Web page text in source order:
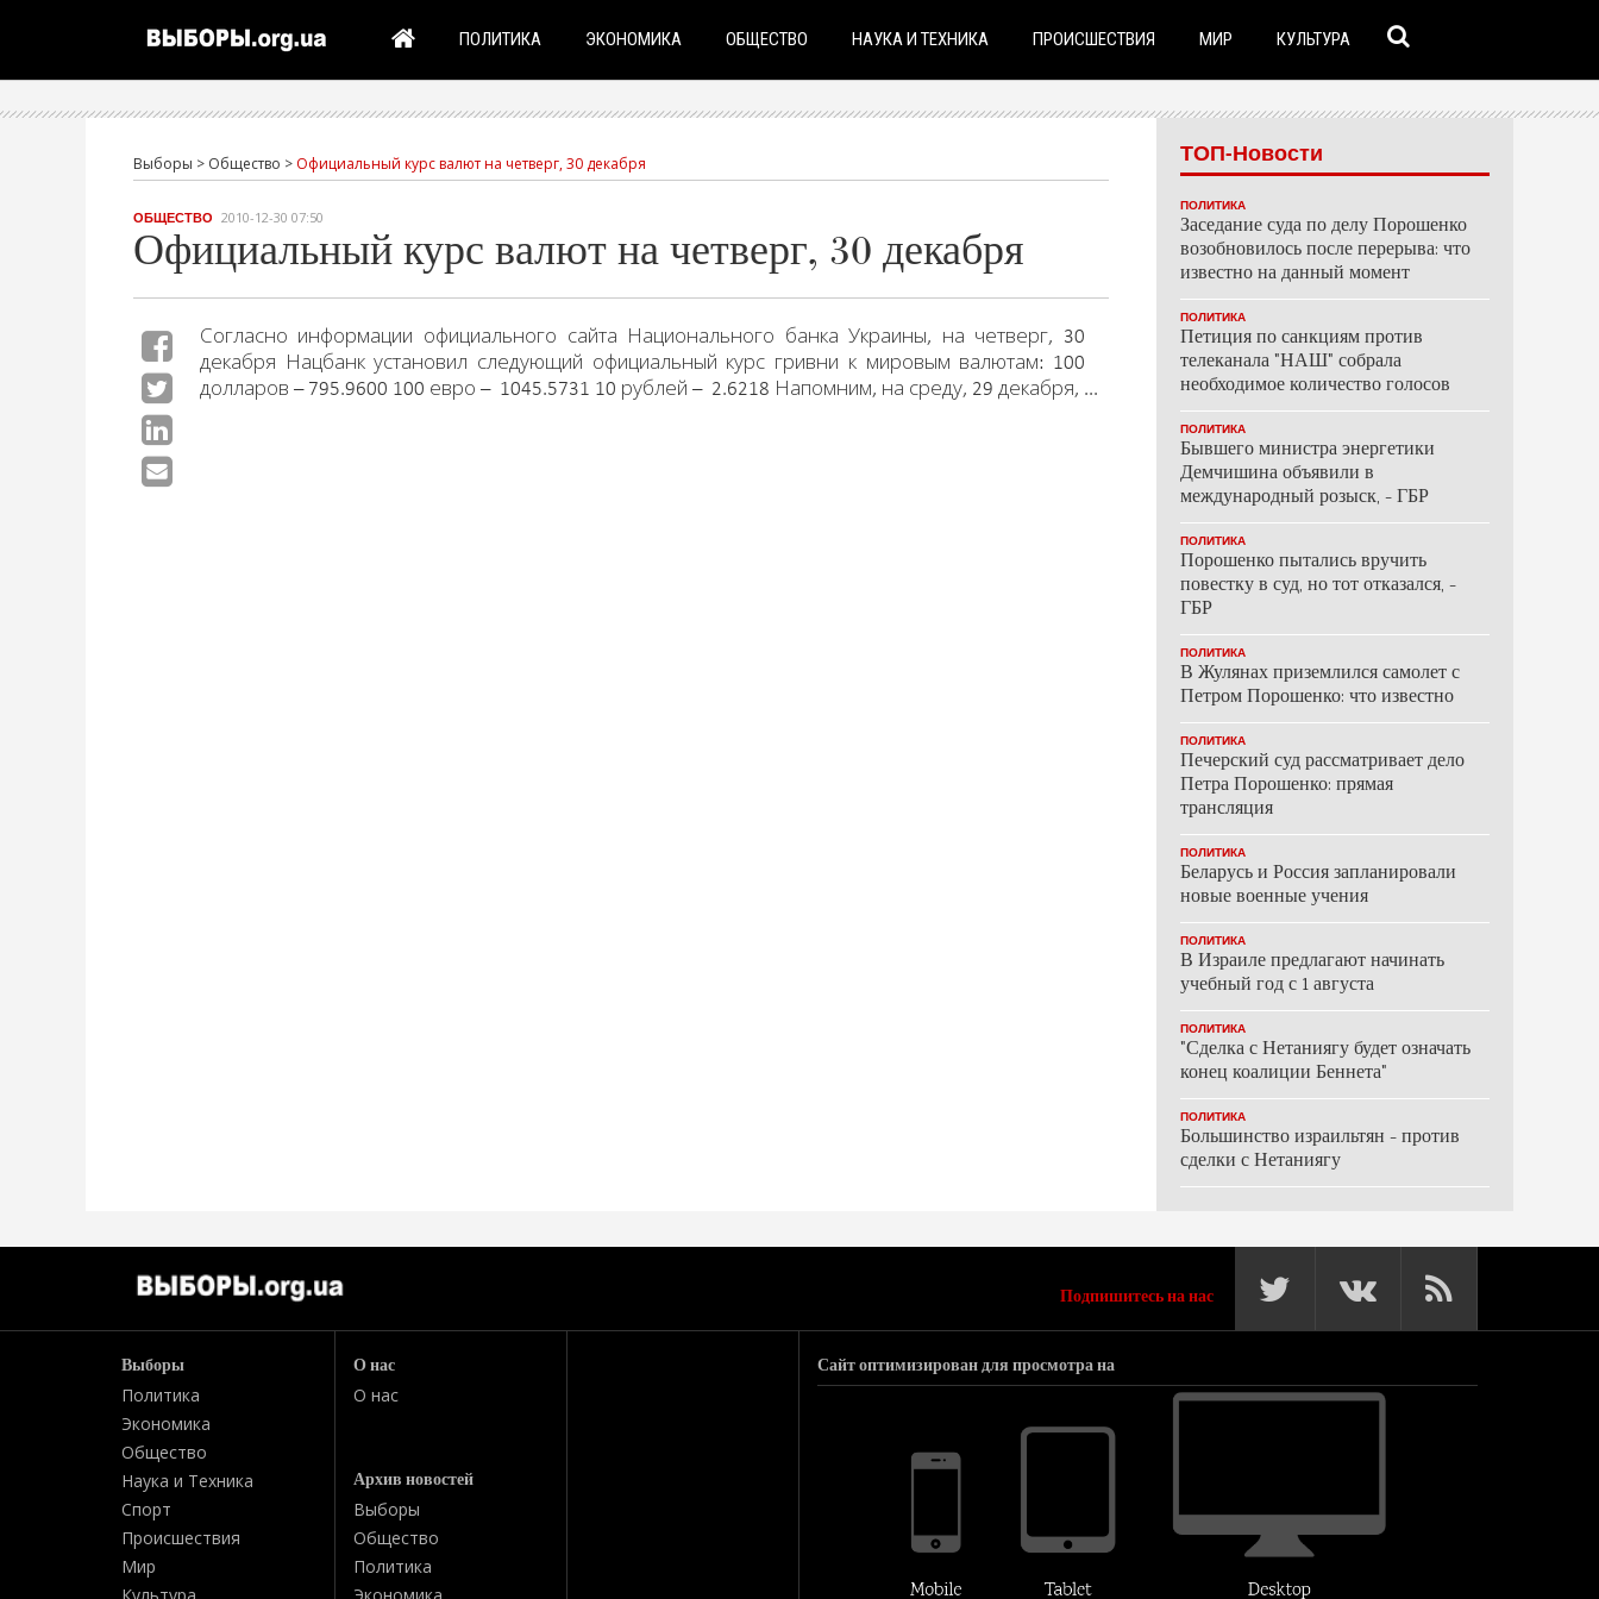
ПОЛИТИКА ЭКОНОМИКА ОБЩЕСТВО НАУКА И ТЕХНИКА ПРОИСШЕСТВИЯ МИР КУЛЬТУРА
Выборы > Общество > Официальный курс валют на четверг, 30 декабря
ОБЩЕСТВО 2010-12-30 07:50
Официальный курс валют на четверг, 30 декабря
Согласно информации официального сайта Национального банка Украины, на четверг, 30
декабря Нацбанк установил следующий официальный курс гривни к мировым валютам: 100
долларов – 795.9600 100 евро – 1045.5731 10 рублей – 2.6218 Напомним, на среду, 29 декабря, ...
ТОП-Новости
ПОЛИТИКА
Заседание суда по делу Порошенко
возобновилось после перерыва: что
известно на данный момент
ПОЛИТИКА
Петиция по санкциям против
телеканала "НАШ" собрала
необходимое количество голосов
ПОЛИТИКА
Бывшего министра энергетики
Демчишина объявили в
международный розыск, - ГБР
ПОЛИТИКА
Порошенко пытались вручить
повестку в суд, но тот отказался, -
ГБР
ПОЛИТИКА
В Жулянах приземлился самолет с
Петром Порошенко: что известно
ПОЛИТИКА
Печерский суд рассматривает дело
Петра Порошенко: прямая
трансляция
ПОЛИТИКА
Беларусь и Россия запланировали
новые военные учения
ПОЛИТИКА
В Израиле предлагают начинать
учебный год с 1 августа
ПОЛИТИКА
"Сделка с Нетаниягу будет означать
конец коалиции Беннета"
ПОЛИТИКА
Большинство израильтян - против
сделки с Нетаниягу
Подпишитесь на нас
Выборы
Политика
Экономика
Общество
Наука и Техника
Спорт
Происшествия
Мир
О нас
О нас
Архив новостей
Выборы
Общество
Политика
Сайт оптимизирован для просмотра на